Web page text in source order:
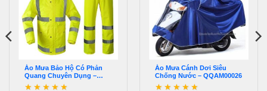
Áo Mưa Bảo Hộ Có Phản
Quang Chuyên Dụng –
QQAM00543
Áo Mưa Cánh Dơi Siêu
Chống Nước – QQAM00026